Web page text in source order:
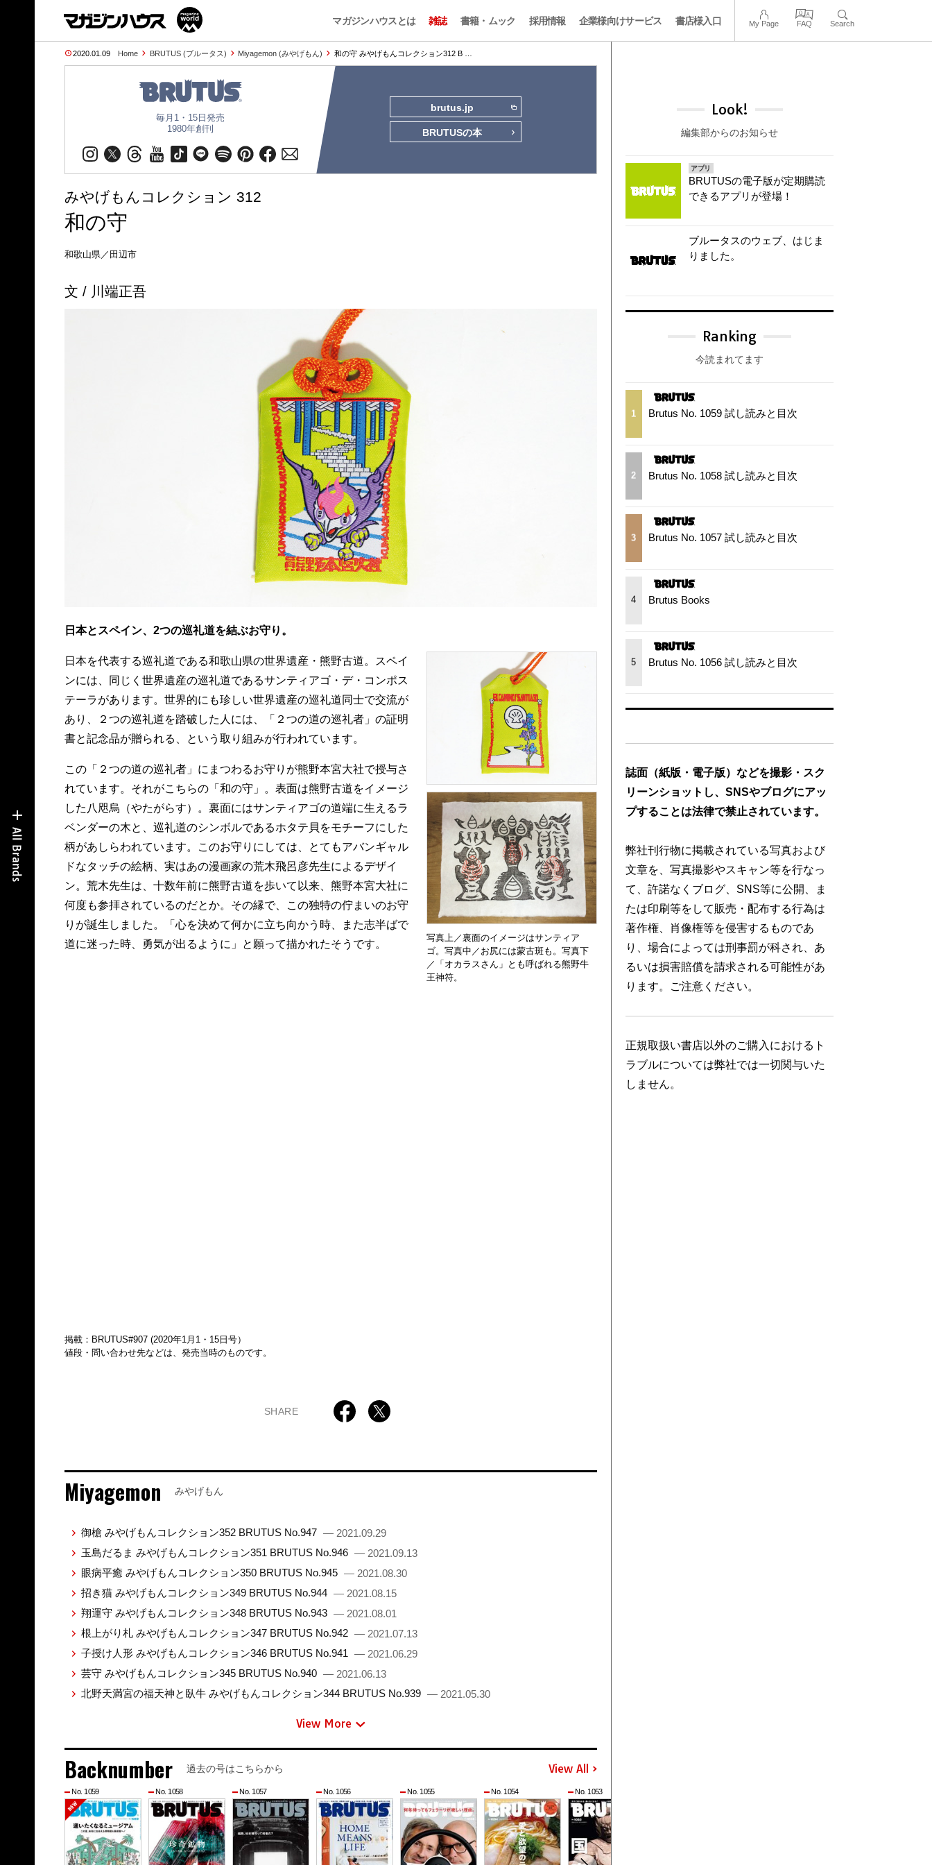
マガジンハウスとは 雑誌 書籍・ムック 採用情報 企業様向けサービス 書店様入口 My Page FAQ Search
2020.01.09 Home BRUTUS (ブルータス) Miyagemon (みやげもん) 和の守 みやげもんコレクション312 B …
毎月1・15日発売
1980年創刊
brutus.jp
BRUTUSの本
みやげもんコレクション 312
和の守
和歌山県／田辺市
文 / 川端正吾
日本とスペイン、2つの巡礼道を結ぶお守り。
日本を代表する巡礼道である和歌山県の世界遺産・熊野古道。スペイ
ンには、同じく世界遺産の巡礼道であるサンティアゴ・デ・コンポス
テーラがあります。世界的にも珍しい世界遺産の巡礼道同士で交流が
あり、２つの巡礼道を踏破した人には、「２つの道の巡礼者」の証明
書と記念品が贈られる、という取り組みが行われています。
この「２つの道の巡礼者」にまつわるお守りが熊野本宮大社で授与さ
れています。それがこちらの「和の守」。表面は熊野古道をイメージ
した八咫烏（やたがらす）。裏面にはサンティアゴの道端に生えるラ
ベンダーの木と、巡礼道のシンボルであるホタテ貝をモチーフにした
柄があしらわれています。このお守りにしては、とてもアバンギャル
ドなタッチの絵柄、実はあの漫画家の荒木飛呂彦先生によるデザイ
ン。荒木先生は、十数年前に熊野古道を歩いて以来、熊野本宮大社に
何度も参拝されているのだとか。その縁で、この独特の佇まいのお守
りが誕生しました。「心を決めて何かに立ち向かう時、また志半ばで
道に迷った時、勇気が出るように」と願って描かれたそうです。
写真上／裏面のイメージはサンティア
ゴ。写真中／お尻には蒙古斑も。写真下
／「オカラスさん」とも呼ばれる熊野牛
王神符。
掲載：BRUTUS#907 (2020年1月1・15日号）
値段・問い合わせ先などは、発売当時のものです。
SHARE
Miyagemon みやげもん
御槍 みやげもんコレクション352 BRUTUS No.947 — 2021.09.29
玉島だるま みやげもんコレクション351 BRUTUS No.946 — 2021.09.13
眼病平癒 みやげもんコレクション350 BRUTUS No.945 — 2021.08.30
招き猫 みやげもんコレクション349 BRUTUS No.944 — 2021.08.15
翔運守 みやげもんコレクション348 BRUTUS No.943 — 2021.08.01
根上がり札 みやげもんコレクション347 BRUTUS No.942 — 2021.07.13
子授け人形 みやげもんコレクション346 BRUTUS No.941 — 2021.06.29
芸守 みやげもんコレクション345 BRUTUS No.940 — 2021.06.13
北野天満宮の福天神と臥牛 みやげもんコレクション344 BRUTUS No.939 — 2021.05.30
View More
Backnumber 過去の号はこちらから View All
No. 1059 No. 1058 No. 1057 No. 1056 No. 1055 No. 1054 No. 1053
Look!
編集部からのお知らせ
アプリ
BRUTUSの電子版が定期購読
できるアプリが登場！
ブルータスのウェブ、はじま
りました。
Ranking
今読まれてます
1 Brutus No. 1059 試し読みと目次
2 Brutus No. 1058 試し読みと目次
3 Brutus No. 1057 試し読みと目次
4 Brutus Books
5 Brutus No. 1056 試し読みと目次
誌面（紙版・電子版）などを撮影・スク
リーンショットし、SNSやブログにアッ
プすることは法律で禁止されています。
弊社刊行物に掲載されている写真および
文章を、写真撮影やスキャン等を行なっ
て、許諾なくブログ、SNS等に公開、ま
たは印刷等をして販売・配布する行為は
著作権、肖像権等を侵害するものであ
り、場合によっては刑事罰が科され、あ
るいは損害賠償を請求される可能性があ
ります。ご注意ください。
正規取扱い書店以外のご購入におけるト
ラブルについては弊社では一切関与いた
しません。